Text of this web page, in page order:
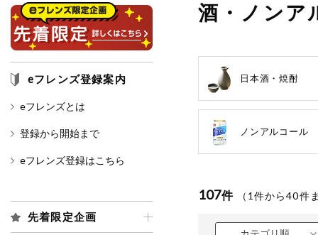
キーワード
キーワードをすべて含む
い
アレルゲン情報 特定原材料と特定原材料に準ずる
eフレンズ登録案内
eフレンズとは
登録から開始まで
eフレンズ登録はこちら
先着限定企画
酒・ノンア
日本酒・焼酎
ノンアルコール
107件 （ 1 件から40件